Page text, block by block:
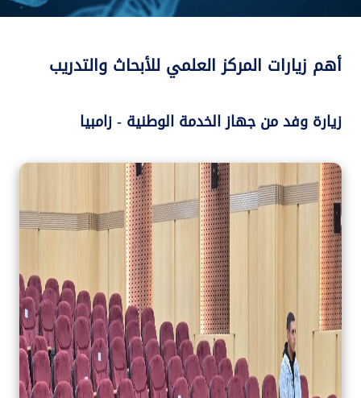
أهم زيارات المركز العلمي للأبحاث والتدريب
زيارة وفد من جهاز الخدمة الوطنية - زامبيا